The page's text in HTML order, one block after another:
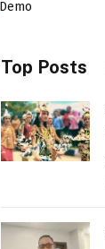
Top Posts